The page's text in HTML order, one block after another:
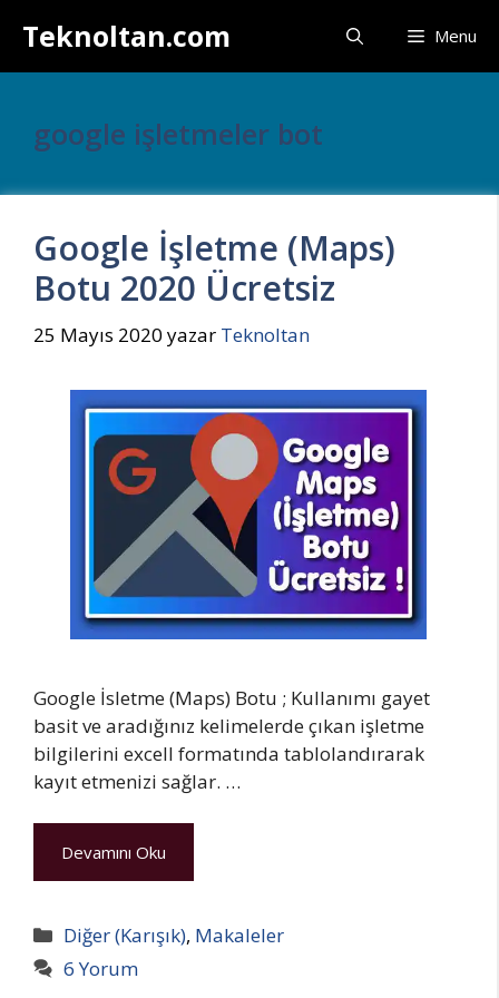
atlaTeknoltan.com Menu
google işletmeler bot
Google İşletme (Maps)
Botu 2020 Ücretsiz
25 Mayıs 2020 yazar Teknoltan
Google İsletme (Maps) Botu ; Kullanımı gayet
basit ve aradığınız kelimelerde çıkan işletme
bilgilerini excell formatında tablolandırarak
kayıt etmenizi sağlar. …
Devamını Oku
Kategoriler
Diğer (Karışık), Makaleler
6 Yorum